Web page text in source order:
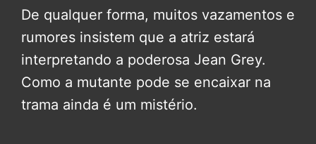
De qualquer forma, muitos vazamentos e
rumores insistem que a atriz estará
interpretando a poderosa Jean Grey.
Como a mutante pode se encaixar na
trama ainda é um mistério.